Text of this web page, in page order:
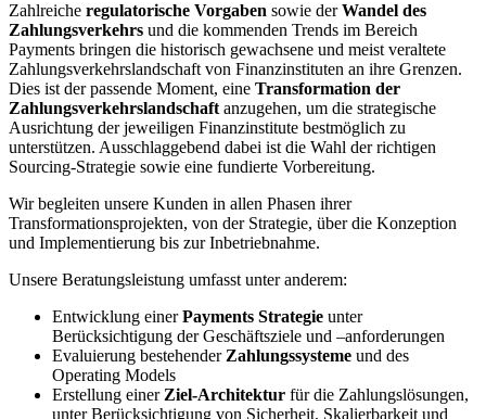
Zahlreiche regulatorische Vorgaben sowie derWandel des
Zahlungsverkehrs und die kommenden Trends im Bereich
Payments bringen die historisch gewachsene und meist veraltete
Zahlungsverkehrslandschaft von Finanzinstituten an ihre Grenzen.
Dies ist der passende Moment, eine Transformation der
Zahlungsverkehrslandschaft anzugehen, um die strategische
Ausrichtung der jeweiligen Finanzinstitute bestmöglich zu
unterstützen. Ausschlaggebend dabei ist die Wahl der richtigen
Sourcing-​Strategie sowie eine fundierte Vorbereitung.
Wir begleiten unsere Kunden in allen Phasen ihrer
Transformationsprojekten, von der Strategie, über die Konzeption
und Implementierung bis zur Inbetriebnahme.
Unsere Beratungsleistung umfasst unter anderem:
Entwicklung einerPayments Strategie unter
Berücksichtigung der Geschäftsziele und –anforderungen
Evaluierung bestehender Zahlungssysteme und des
Operating Models
Erstellung einer Ziel-​Architektur für die Zahlungslösungen,
unter Berücksichtigung von Sicherheit, Skalierbarkeit und